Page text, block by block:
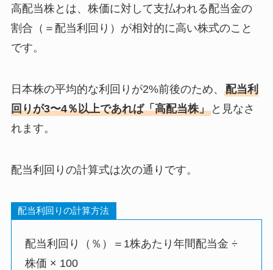
高配当株とは、株価に対して支払われる配当金の
割合（＝配当利回り）が相対的に高い株式のこと
です。
日本株の平均的な利回りが2%前後のため、 配当利
回りが3〜4％以上であれば「高配当株」と見なさ
れます。
配当利回りの計算式は次の通りです。
配当利回りの計算方法
配当利回り（％）＝1株あたり年間配当金 ÷
株価 × 100